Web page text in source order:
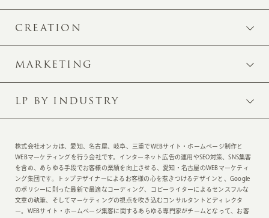
CREATION
MARKETING
LP BY INDUSTRY
株式会社オンカは、愛知、名古屋、岐阜、三重でWEBサイト・ホームページ制作と
WEBマーケティングを行う会社です。インターネット広告の運用やSEO対策、SNS集客
を含め、あらゆる手段でお客様の業績を向上させる、愛知・名古屋のWEBマーケティ
ング集団です。トップデザイナーによるお客様の心を惹きつけるデザインと、Google
のポリシーに則った最新で最適なコーディング、コピーライターによるセンスフルな
文章の執筆、そしてマーケティングの視点を吹き込むコンサルタントとディレクタ
ー。WEBサイト・ホームページ集客に関するあらゆる専門家がチームとなって、お客